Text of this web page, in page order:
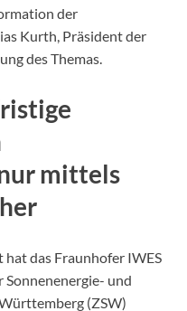
der
Kurth, Präsident der
des Themas.
mittels
das Fraunhofer IWES
und
(ZSW)